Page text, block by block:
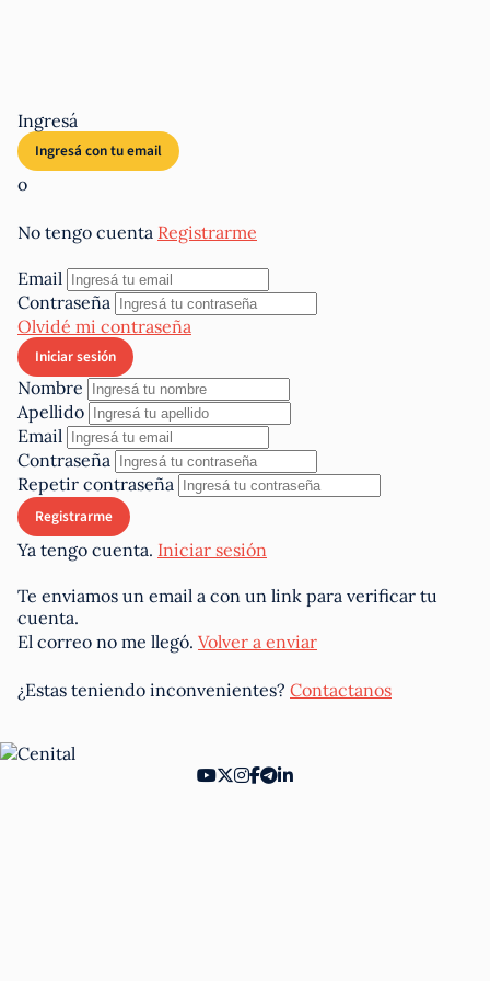
Ingresá
o
No tengo cuenta Registrarme
Email
Contraseña
Olvidé mi contraseña
Nombre
Apellido
Email
Contraseña
Repetir contraseña
Ya tengo cuenta. Iniciar sesión
Te enviamos un email a con un link para verificar tu
cuenta.
El correo no me llegó. Volver a enviar
¿Estas teniendo inconvenientes? Contactanos